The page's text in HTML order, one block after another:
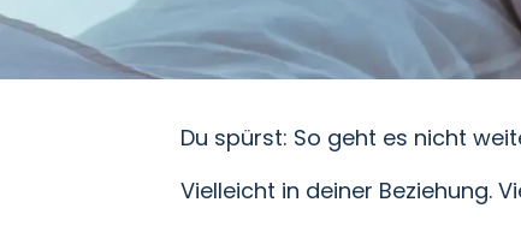
Du spürst: So geht es nicht
Vielleicht in deiner Beziehung.